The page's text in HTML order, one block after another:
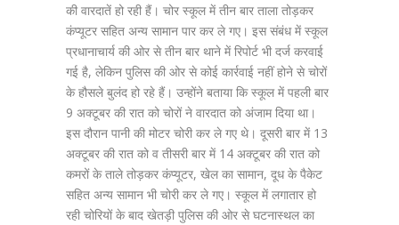
की वारदातें हो रही हैं। चोर स्कूल में तीन बार ताला तोड़कर
कंप्यूटर सहित अन्य सामान पार कर ले गए। इस संबंध में स्कूल
प्रधानाचार्य की ओर से तीन बार थाने में रिपोर्ट भी दर्ज करवाई
गई है, लेकिन पुलिस की ओर से कोई कार्रवाई नहीं होने से चोरों
के हौसले बुलंद हो रहे हैं। उन्होंने बताया कि स्कूल में पहली बार
9 अक्टूबर की रात को चोरों ने वारदात को अंजाम दिया था।
इस दौरान पानी की मोटर चोरी कर ले गए थे। दूसरी बार में 13
अक्टूबर की रात को व तीसरी बार में 14 अक्टूबर की रात को
कमरों के ताले तोड़कर कंप्यूटर, खेल का सामान, दूध के पैकेट
सहित अन्य सामान भी चोरी कर ले गए। स्कूल में लगातार हो
रही चोरियों के बाद खेतड़ी पुलिस की ओर से घटनास्थल का